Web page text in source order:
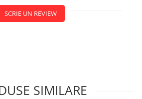
SCRIE UN REVIEW
SIMILARE